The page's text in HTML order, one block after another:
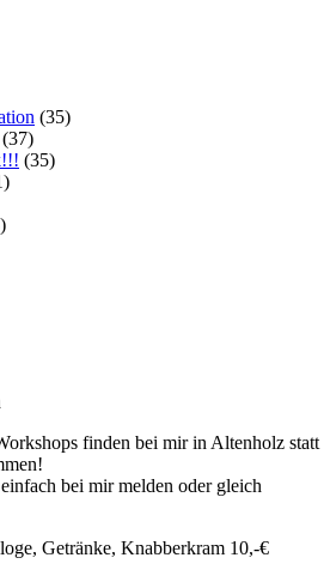
(35)
(37)
(35)
finden bei mir in Altenholz statt
bei mir melden oder gleich
Getränke, Knabberkram 10,-€